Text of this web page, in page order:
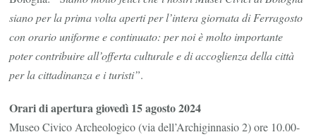
siano per la prima volta aperti per l’intera giornata di Ferragosto
con orario uniforme e continuato: per noi è molto importante
poter contribuire all’offerta culturale e di accoglienza della città
per la cittadinanza e i turisti”.
Orari di apertura giovedì 15 agosto 2024
Museo Civico Archeologico (via dell’Archiginnasio 2) ore 10.00-